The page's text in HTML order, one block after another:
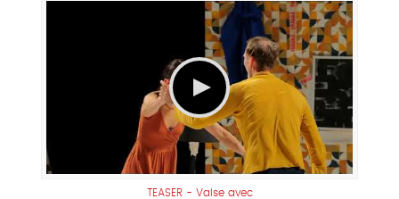
TEASER - Valse avec